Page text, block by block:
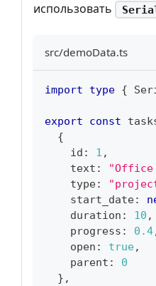
использовать
src/demoData.ts
import type {
export const
{
    id
: 1 ,
    text
:
    type
:
    start_date
:
    duration
: 10 ,
    progress
: 0.4
    open
: true,
    parent
:
0
} ,